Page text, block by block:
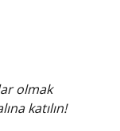
olmak
katılın!